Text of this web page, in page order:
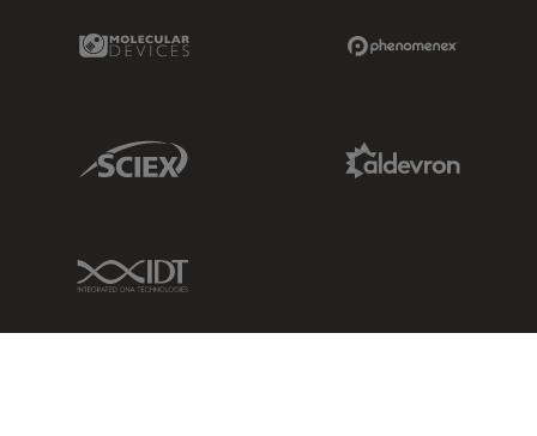
Molecular Devices Link
Sciex Link
IDT Link